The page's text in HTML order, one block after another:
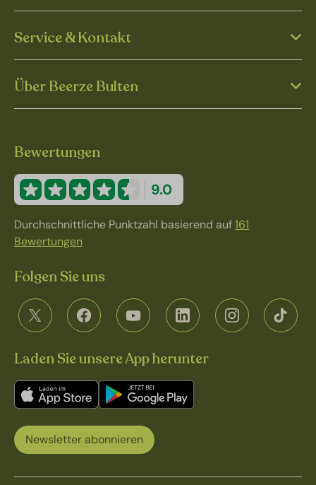
Service & Kontakt
Über Beerze Bulten
Bewertungen
9.0
Durchschnittliche Punktzahl basierend auf161
Bewertungen
Folgen Sie uns
Laden Sie unsere App herunter
Newsletter abonnieren